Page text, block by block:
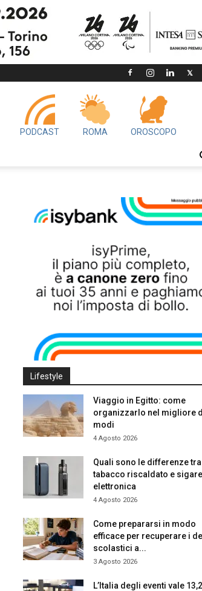
PODCAST ROMA OROSCOPO
Lifestyle
Viaggio in Egitto: come
organizzarlo nel migliore
modi
4 Agosto 2026
Quali sono le differenze tra
tabacco riscaldato e
elettronica
4 Agosto 2026
Come prepararsi in modo
efficace per recuperare i
scolastici a...
3 Agosto 2026
L’Italia degli eventi vale 13,2